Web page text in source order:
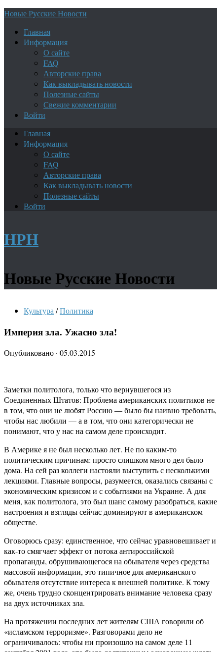
Новые Русские Новости
Главная
Информация
О сайте
FAQ
Авторские права
Как выкладывать новости
Полезные сайты
Свежие комментарии
Войти
Главная
Информация
О сайте
FAQ
Авторские права
Как выкладывать новости
Полезные сайты
Войти
НРН
Новые Русские Новости
Культура /Политика
Империя зла. Ужасно зла!
Опубликовано · 05.03.2015
Заметки политолога, только что вернувшегося из
Соединенных Штатов: Проблема американских политиков не
в том, что они не любят Россию — было бы наивно требовать,
чтобы нас любили — а в том, что они категорически не
понимают, что у нас на самом деле происходит.
В Америке я не был несколько лет. Не по каким-то
политическим причинам: просто слишком много дел было
дома. На сей раз коллеги настояли выступить с несколькими
лекциями. Главные вопросы, разумеется, оказались связаны с
экономическим кризисом и с событиями на Украине. А для
меня, как политолога, это был шанс самому разобраться, какие
настроения и взгляды сейчас доминируют в американском
обществе.
Оговорюсь сразу: единственное, что сейчас уравновешивает и
как-то смягчает эффект от потока антироссийской
пропаганды, обрушивающегося на обывателя через средства
массовой информации, это типичное для американского
обывателя отсутствие интереса к внешней политике. К тому
же, очень трудно сконцентрировать внимание человека сразу
на двух источниках зла.
На протяжении последних лет жителям США говорили об
«исламском терроризме». Разговорами дело не
ограничивалось: чтобы ни произошло на самом деле 11